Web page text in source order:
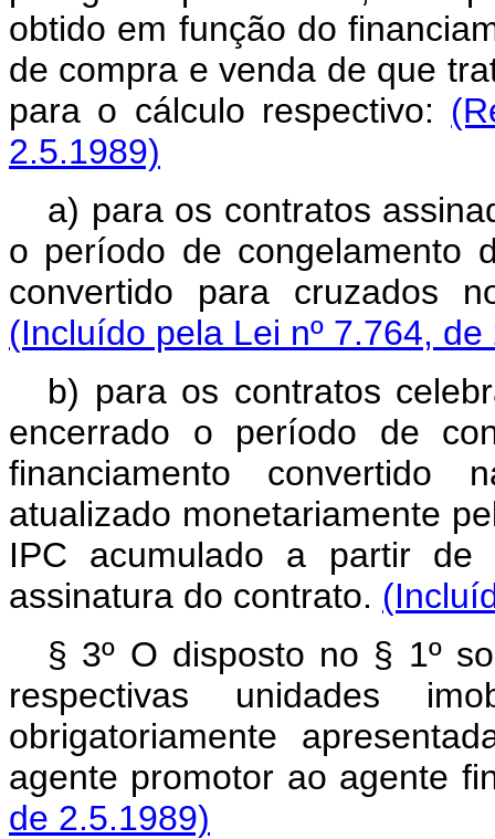
obtido em função do
de compra e venda de que
para o cálculo respectivo:
2.5.1989)
a) para os contratos
o período de congelamento
convertido para cruzados
(Incluído pela Lei nº 7.764,
b) para os contratos
encerrado o período de
financiamento
atualizado monetariamente
IPC acumulado a partir
assinatura do contrato.
§ 3º O disposto no § 1º
respectivas unidades
obrigatoriamente
agente promotor ao agente
de 2.5.1989)